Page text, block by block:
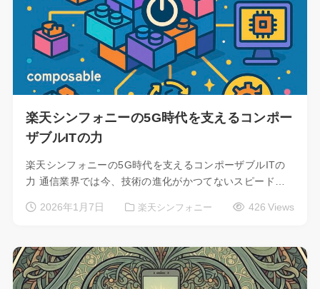
楽天シンフォニーの5G時代を支えるコンポー
ザブルITの力
楽天シンフォニーの5G時代を支えるコンポーザブルITの
力 通信業界では今、技術の進化がかつてないスピード…
2026年1月7日 楽天シンフォニー 426 Views